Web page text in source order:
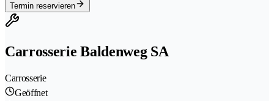
Termin reservieren
Carrosserie Baldenweg SA
Carrosserie
Geöffnet